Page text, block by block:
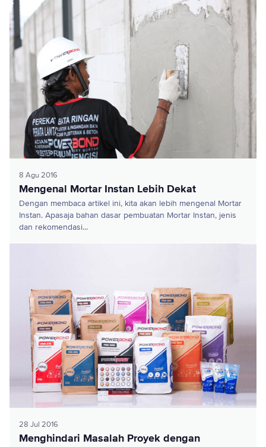
8 Agu 2016
Mengenal Mortar Instan Lebih Dekat
Dengan membaca artikel ini, kita akan lebih mengenal Mortar
Instan. Apasaja bahan dasar pembuatan Mortar Instan, jenis
dan rekomendasi...
28 Jul 2016
Menghindari Masalah Proyek dengan